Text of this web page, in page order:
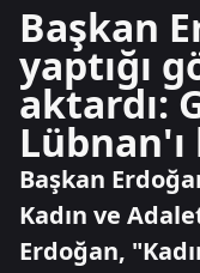
Başkan
yaptığı
aktardı:
Başkan
Kadın ve
Erdoğan,